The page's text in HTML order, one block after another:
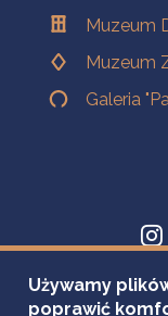
Muzeum
Muzeum
Galeria
Używamy
poprawić